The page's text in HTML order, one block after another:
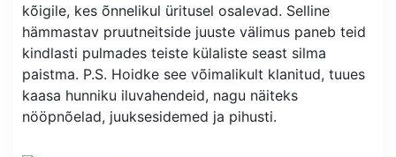
kõigile, kes õnnelikul üritusel osalevad. Selline
hämmastav pruutneitside juuste välimus paneb teid
kindlasti pulmades teiste külaliste seast silma
paistma. P.S. Hoidke see võimalikult klanitud, tuues
kaasa hunniku iluvahendeid, nagu näiteks
nööpnõelad, juuksesidemed ja pihusti.